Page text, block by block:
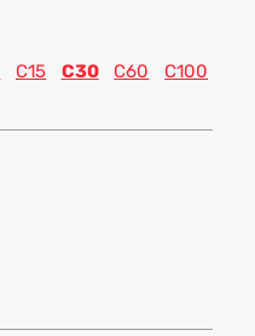
C15 C30 C60
C100